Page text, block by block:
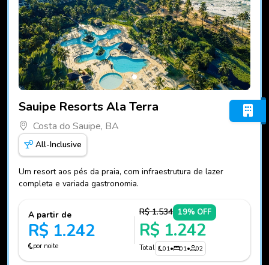
Sauipe Resorts Ala Terra
Costa do Sauipe, BA
All-Inclusive
Um resort aos pés da praia, com infraestrutura de lazer
completa e variada gastronomia.
A partir de
R$ 1.242
por noite
R$ 1.534 19% OFF
R$ 1.242
Total 01• 01• 02